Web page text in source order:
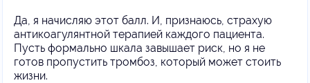
Да, я начисляю этот балл. И, признаюсь, страхую
антикоагулянтной терапией каждого пациента.
Пусть формально шкала завышает риск, но я не
готов пропустить тромбоз, который может стоить
жизни.